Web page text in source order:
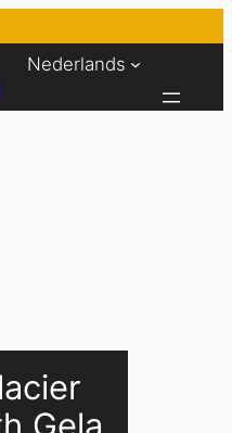
Nederlands
Gela